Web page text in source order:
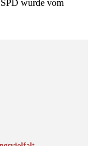
wurde vom